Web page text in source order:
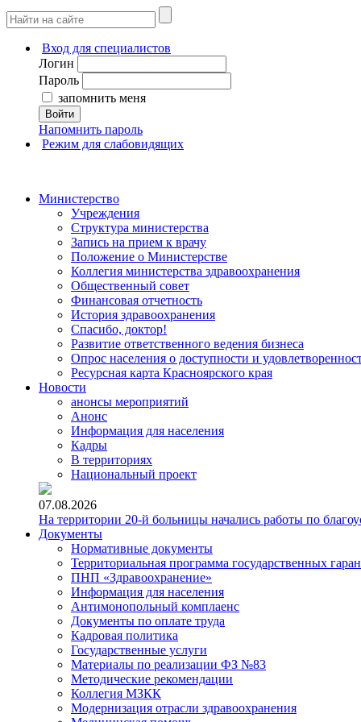
Вход для специалистов
Логин
Пароль
запомнить меня
Войти
Напомнить пароль
Режим для слабовидящих
Министерство
Учреждения
Структура министерства
Запись на прием к врачу
Положение о Министерстве
Коллегия министерства здравоохранения
Общественный совет
Финансовая отчетность
История здравоохранения
Спасибо, доктор!
Развитие ответственного ведения бизнеса
Опрос населения о доступности и
Ресурсная карта Красноярского края
Новости
анонсы мероприятий
Анонс
Информация для населения
Кадры
В территориях
Национальный проект
07.08.2026
На территории 20-й больницы начались работы по
Документы
Нормативные документы
Территориальная программа государственных
ПНП «Здравоохранение»
Информация для населения
Антимонопольный комплаенс
Документы по оплате труда
Кадровая политика
Государственные услуги
Материалы по реализации ФЗ №83
Методические рекомендации
Коллегия МЗКК
Модернизация отрасли здравоохранения